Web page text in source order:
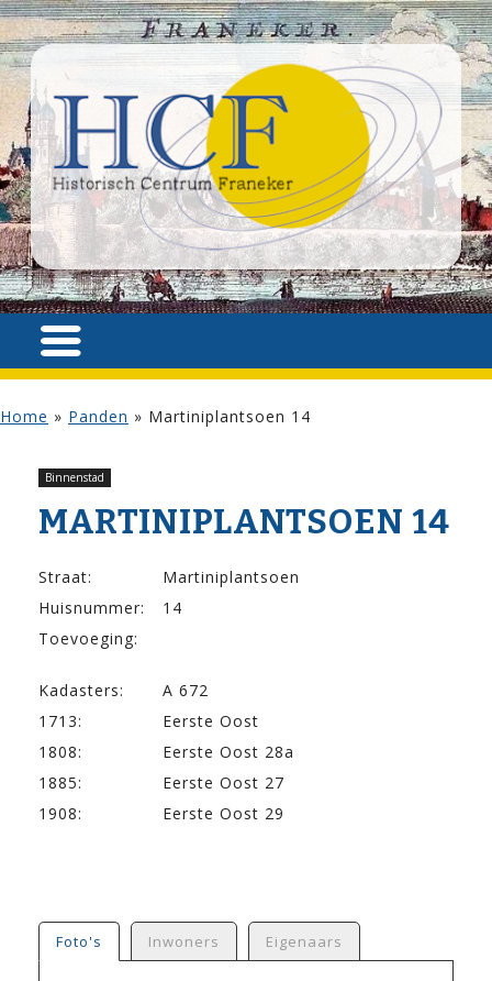
Home » Panden » Martiniplantsoen 14
Binnenstad
MARTINIPLANTSOEN 14
Straat:
Martiniplantsoen
Huisnummer:
14
Toevoeging:
Kadasters:
A 672
1713:
Eerste Oost
1808:
Eerste Oost 28a
1885:
Eerste Oost 27
1908:
Eerste Oost 29
Foto's Inwoners Eigenaars